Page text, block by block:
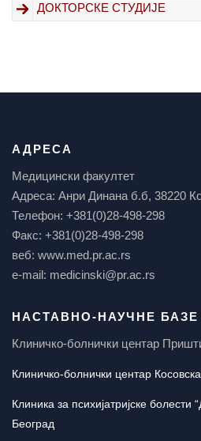
ДОКТОРСКЕ СТУДИЈЕ
АДРЕСА
Медицински факултет
Адреса: Анри Динана б.б, 38220
Телефон: +381(0)28-498-298
Факс: +381(0)28-498-298
веб: www.med.pr.ac.rs
e-mail: medicinski@pr.ac.rs
НАСТАВНО-НАУЧНЕ БАЗЕ
Клиничко-болнички центар
Клиничко-болнички центар
Клиника за психијатријске болести
Београд